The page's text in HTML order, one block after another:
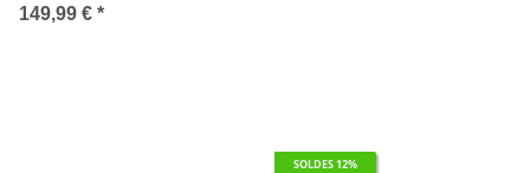
149,99 € *
SOLDES 12%